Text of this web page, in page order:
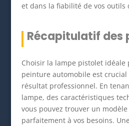
et dans la fiabilité de vos outils
Récapitulatif des
Choisir la lampe pistolet idéale
peinture automobile est
résultat professionnel. En
lampe, des caractéristiques
vous pouvez trouver un
parfaitement à vos besoins.